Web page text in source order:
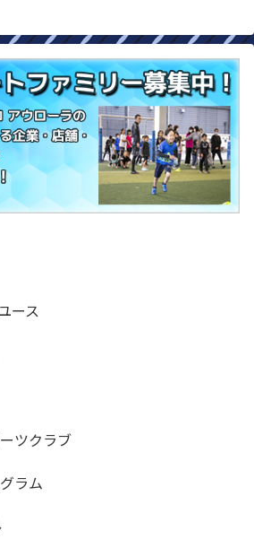
ース
ツクラブ
ラム